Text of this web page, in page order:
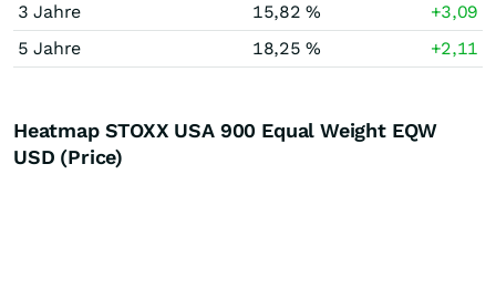
3 Jahre
15,82 %
+3,09
5 Jahre
18,25 % +2,11
Heatmap STOXX USA 900 Equal Weight EQW
USD (Price)